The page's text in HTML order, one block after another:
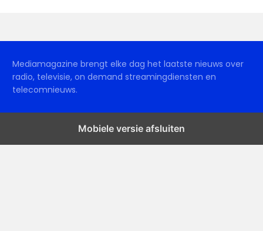
Mediamagazine brengt elke dag het laatste nieuws over
radio, televisie, on demand streamingdiensten en
telecomnieuws.
Mobiele versie afsluiten